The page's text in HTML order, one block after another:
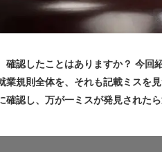
認したことはありますか？ 今
規則全体を、それも記載ミスを
認し、万が一ミスが発見されたら